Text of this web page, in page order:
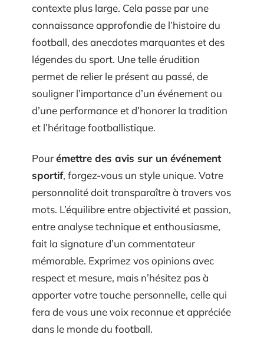
contexte plus large. Cela passe par une
connaissance approfondie de l’histoire du
football, des anecdotes marquantes et des
légendes du sport. Une telle érudition
permet de relier le présent au passé, de
souligner l’importance d’un événement ou
d’une performance et d’honorer la tradition
et l’héritage footballistique.
Pourémettre des avis sur un événement
sportif, forgez-vous un style unique. Votre
personnalité doit transparaître à travers vos
mots. L’équilibre entre objectivité et passion,
entre analyse technique et enthousiasme,
fait la signature d’un commentateur
mémorable. Exprimez vos opinions avec
respect et mesure, mais n’hésitez pas à
apporter votre touche personnelle, celle qui
fera de vous une voix reconnue et appréciée
dans le monde du football.